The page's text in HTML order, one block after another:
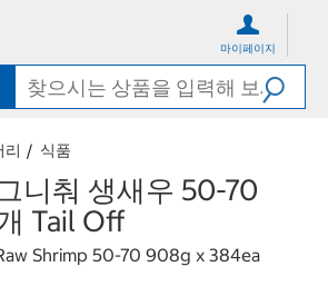
마이페이지
리 식품
니춰 생새우 50-70
Tail Off
Shrimp 50-70 908g x 384ea